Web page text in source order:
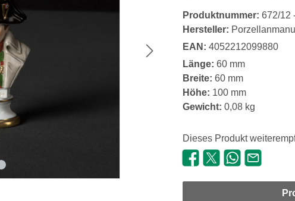
Produktnummer: 672/12
Hersteller:
EAN: 4052212099880
Länge: 60 mm
Breite: 60 mm
Höhe: 100 mm
Gewicht: 0,08 kg
Dieses Produkt